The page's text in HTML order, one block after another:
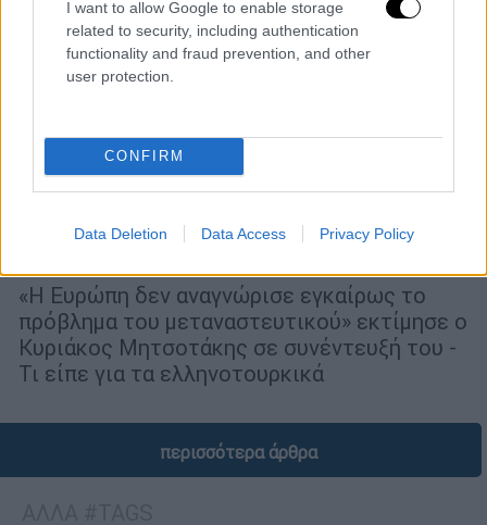
I want to allow Google to enable storage
related to security, including authentication
functionality and fraud prevention, and other
user protection.
CONFIRM
Data Deletion Data Access Privacy Policy
Πολιτική|12.06.2026 11:29
Μητσοτάκης: Έναν μεγάλο φράχτη για
την παράτυπη μετανάστευση και μια
«Η Ευρώπη δεν αναγνώρισε εγκαίρως το
πρόβλημα του μεταναστευτικού» εκτίμησε ο
Κυριάκος Μητσοτάκης σε συνέντευξή του -
Τι είπε για τα ελληνοτουρκικά
περισσότερα άρθρα